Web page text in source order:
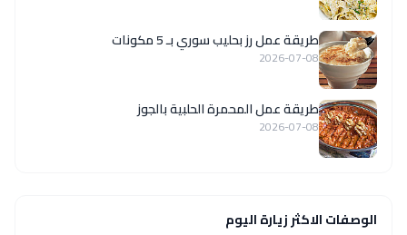
طريقة عمل رز بحليب سوري بـ 5 مكونات
2026-07-08
طريقة عمل المحمرة الحلبية بالجوز
2026-07-08
الوصفات الاكثر زيارة اليوم